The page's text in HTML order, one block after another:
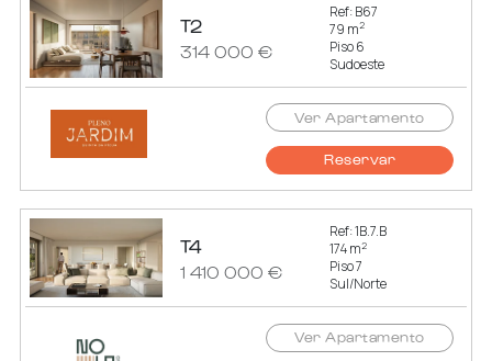
T2
314 000 €
Ref: B67
79 m2
Piso 6
Sudoeste
Ver Apartamento
Reservar
T4
1 410 000 €
Ref: 1B.7.B
174 m2
Piso 7
Sul/Norte
Ver Apartamento